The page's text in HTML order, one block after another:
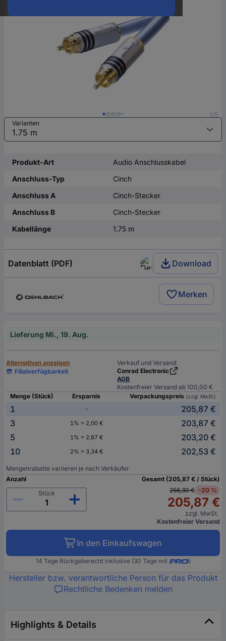
1/5
Varianten
Produkt-Art
Audio Anschlusskabel
Anschluss-Typ
Cinch
Anschluss A
Cinch-Stecker
Anschluss B
Cinch-Stecker
Kabellänge
1.75 m
Datenblatt (PDF) Download
Merken
Lieferung Mi., 19. Aug.
Alternativen anzeigen
Filialverfügbarkeit
Verkauf und Versand:
Conrad Electronic
AGB
Kostenfreier Versand ab 100,00 €
Menge (Stück)
Ersparnis Verpackungspreis (zzgl. MwSt.)
1 -
205,87 €
3
1% = 2,00 €
203,87 €
5
1% = 2,67 €
203,20 €
10
2% = 3,34 € 202,53 €
Mengenrabatte variieren je nach Verkäufer
Anzahl
Stück
Gesamt (205,87 € / Stück)
256,30 € -20 %
205,87 €
zzgl. MwSt.
Kostenfreier Versand
In den Einkaufswagen
14 Tage Rückgaberecht inklusive (30 Tage mit )
Hersteller bzw. verantwortliche Person für das Produkt
Rechtliche Bedenken melden
Highlights & Details